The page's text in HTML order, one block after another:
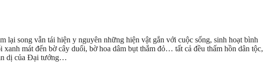
song vẫn tái hiện y nguyên những hiện vật gắn với cuộc sống, sinh hoạt bình
mát đến bờ cây duối, bờ hoa dâm bụt thắm đỏ… tất cả đều thấm hồn dân tộc,
dị của Đại tướng…